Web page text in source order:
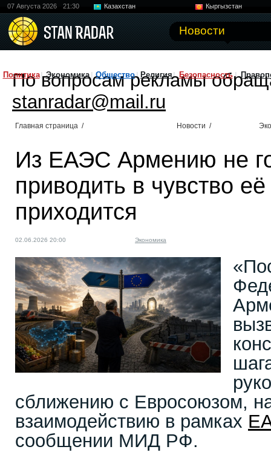
07 Августа 2026 21:30 Казахстан
Кыргызстан
Новости
Политика Экономика Общество Религия Безопасность
По вопросам рекламы
stanradar@mail.ru
Главная страница / Новости /
Из ЕАЭС Армению не
приводить в чувство
приходится
02.06.2026 20:00 Экономика
сближению с Евросоюзом,
взаимодействию в рамках
сообщении МИД РФ.